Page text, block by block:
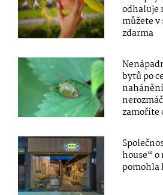
odhaluje
můžete
zdarma
bytů po
zamoříte
house“ o
pomohla